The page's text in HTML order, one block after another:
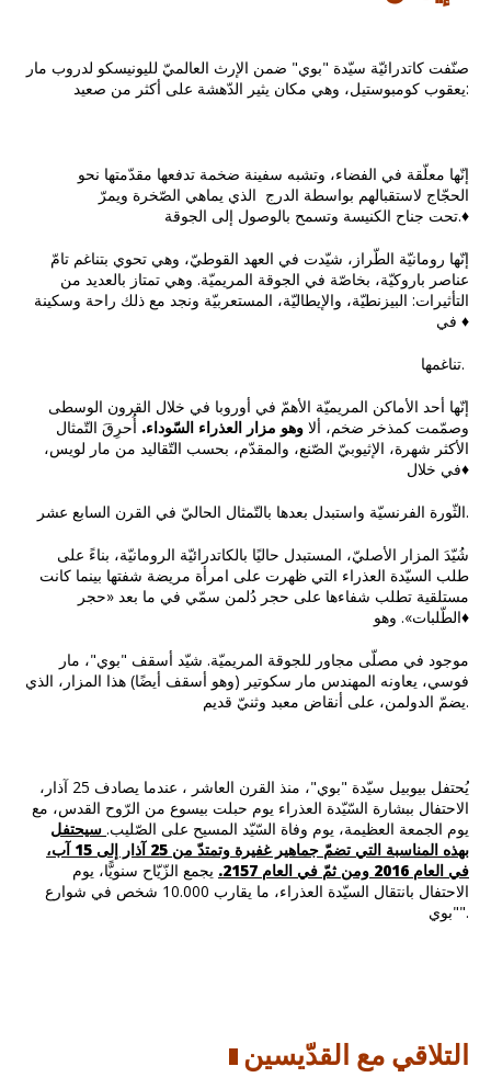
صنّفت كاتدرائيّة سيّدة "بوي" ضمن الإرث العالميّ لليونيسكو لدروب مار
يعقوب كومبوستيل، وهي مكان يثير الدّهشة على أكثر من صعيد:
إنّها معلّقة في الفضاء، وتشبه سفينة ضخمة تدفعها مقدّمتها نحو
الحجّاج لاستقبالهم بواسطة الدرج الذي يماهي الصّخرة ويمرّ
تحت جناح الكنيسة وتسمح بالوصول إلى الجوقة.♦
إنّها رومانيّة الطّراز، شيّدت في العهد القوطيّ، وهي تحوي بتناغم تامّ
عناصر باروكيّة، بخاصّة في الجوقة المريميّة. وهي تمتاز بالعديد من
التأثيرات: البيزنطيّة، والإيطاليّة، المستعربيّة ونجد مع ذلك راحة وسكينة
في ♦
تناغمها.
إنّها أحد الأماكن المريميّة الأهمّ في أوروبا في خلال القرون الوسطى
وصمّمت كمذخر ضخم، ألا وهو مزار العذراء السّوداء. أُحرِقَ التّمثال
الأكثر شهرة، الإثيوبيّ الصّنع، والمقدّم، بحسب التّقاليد من مار لويس،
في خلال♦
الثّورة الفرنسيّة واستبدل بعدها بالتّمثال الحاليّ في القرن السابع عشر.
شُيّدَ المزار الأصليّ، المستبدل حاليًا بالكاتدرائيّة الرومانيّة، بناءً على
طلب السيّدة العذراء التي ظهرت على امرأة مريضة شفتها بينما كانت
مستلقية تطلب شفاءها على حجر دُلمن سمّي في ما بعد «حجر
الطّلبات». وهو♦
موجود في مصلّى مجاور للجوقة المريميّة. شيّد أسقف "بوي"، مار
فوسي، يعاونه المهندس مار سكوتير (وهو أسقف أيضًا) هذا المزار، الذي
يضمّ الدولمن، على أنقاض معبد وثنيّ قديم.
يُحتفل بيوبيل سيّدة "بوي"، منذ القرن العاشر ، عندما يصادف 25 آذار،
الاحتفال ببشارة السّيّدة العذراء يوم حبلت بيسوع من الرّوح القدس، مع
يوم الجمعة العظيمة، يوم وفاة السّيّد المسيح على الصّليب. سيحتفل
بهذه المناسبة التي تضمّ جماهير غفيرة وتمتدّ من 25 آذار إلى 15 آب،
في العام 2016 ومن ثمّ في العام 2157.
يجمع الزّيّاح سنويًّا، يوم
الاحتفال بانتقال السيّدة العذراء، ما يقارب 10.000 شخص في شوارع
"بوي".
التلاقي مع القدّيسين